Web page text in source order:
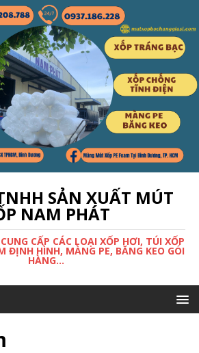
SẢN XUẤT MÚT
NAM PHÁT
CẤP CÁC LOẠI XỐP HƠI, TÚI XỐP
ĐỊNH HÌNH, MÀNG PE, BĂNG KEO GÓI
HÀNG...